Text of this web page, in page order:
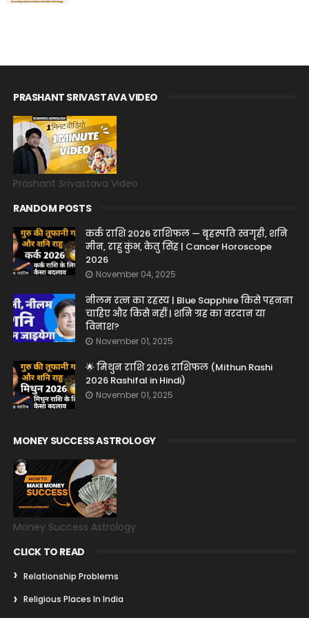
PRASHANT SRIVASTAVA VIDEO
Prashant Srivastava Video
RANDOM POSTS
कर्क राशि 2026 राशिफल — बृहस्पति स्वगृही, शनि
मीन, राहु कुंभ, केतु सिंह | Cancer Horoscope
2026
November 04, 2025
नीलम रत्न का रहस्य | Blue Sapphire किसे पहनना
चाहिए और किसे नहीं | शनि ग्रह का वरदान या
विनाश?
November 01, 2025
🌟 मिथुन राशि 2026 राशिफल (Mithun Rashi
2026 Rashifal in Hindi)
November 01, 2025
MONEY SUCCESS ASTROLOGY
Money Success Astrology
CLICK TO READ
Relationship Problems
Religious Places In India